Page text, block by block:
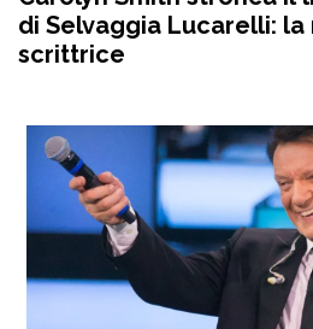
di Selvaggia Lucarelli:
scrittrice